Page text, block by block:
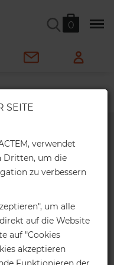
0
Online-
Bestellung:
4%
SEITE
verwendet
Dritten, um die
zu verbessern
um alle
auf die Website
auf "Cookies
akzeptieren